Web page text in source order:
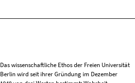
Das wissenschaftliche Ethos der Freien Universität
Berlin wird seit ihrer Gründung im Dezember